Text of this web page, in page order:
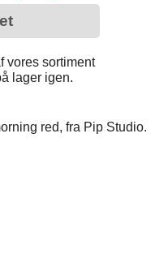
vores sortiment
lager igen.
red, fra Pip Studio.